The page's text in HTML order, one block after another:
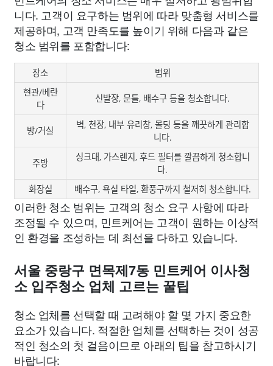
니다. 고객이 요구하는 범위에 따라 맞춤형 서비스를
제공하며, 고객 만족도를 높이기 위해 다음과 같은
청소 범위를 포함합니다:
장소
범위
현관/베란
다
신발장, 문틀, 배수구 등을 청소합니다.
방/거실
벽, 천장, 내부 유리창, 몰딩 등을 깨끗하게 관리합
니다.
주방
싱크대, 가스렌지, 후드 필터를 깔끔하게 청소합니
다.
화장실
배수구, 욕실 타일, 환풍구까지 철저히 청소합니다.
이러한 청소 범위는 고객의 청소 요구 사항에 따라
조정될 수 있으며, 민트케어는 고객이 원하는 이상적
인 환경을 조성하는 데 최선을 다하고 있습니다.
서울 중랑구 면목제7동 민트케어 이사청
소 입주청소 업체 고르는 꿀팁
청소 업체를 선택할 때 고려해야 할 몇 가지 중요한
요소가 있습니다. 적절한 업체를 선택하는 것이 성공
적인 청소의 첫 걸음이므로 아래의 팁을 참고하시기
바랍니다: